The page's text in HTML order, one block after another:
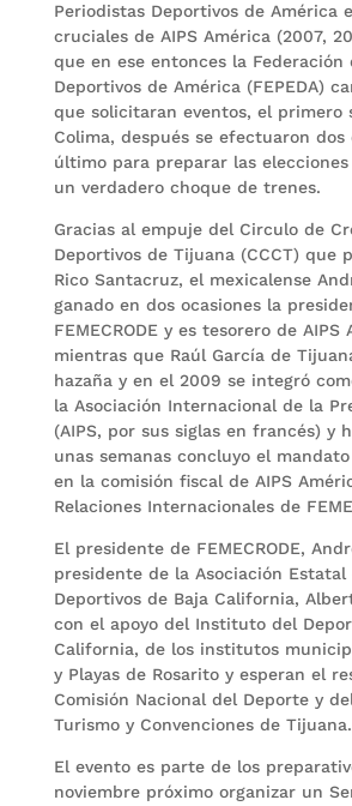
Periodistas Deportivos de América
cruciales de AIPS América (2007,
que en ese entonces la Federación
Deportivos de América (FEPEDA)
que solicitaran eventos, el primero
Colima, después se efectuaron dos
último para preparar las
un verdadero choque de trenes.
Gracias al empuje del Circulo de
Deportivos de Tijuana (CCCT) que
Rico Santacruz, el mexicalense
ganado en dos ocasiones la
FEMECRODE y es tesorero de AIPS
mientras que Raúl García de
hazaña y en el 2009 se integró
la Asociación Internacional de la
(AIPS, por sus siglas en francés) y
unas semanas concluyo el
en la comisión fiscal de AIPS
Relaciones Internacionales de
El presidente de FEMECRODE,
presidente de la Asociación Estatal
Deportivos de Baja California,
con el apoyo del Instituto del
California, de los institutos
y Playas de Rosarito y esperan el
Comisión Nacional del Deporte y
Turismo y Convenciones de Tijuana.
El evento es parte de los
noviembre próximo organizar un